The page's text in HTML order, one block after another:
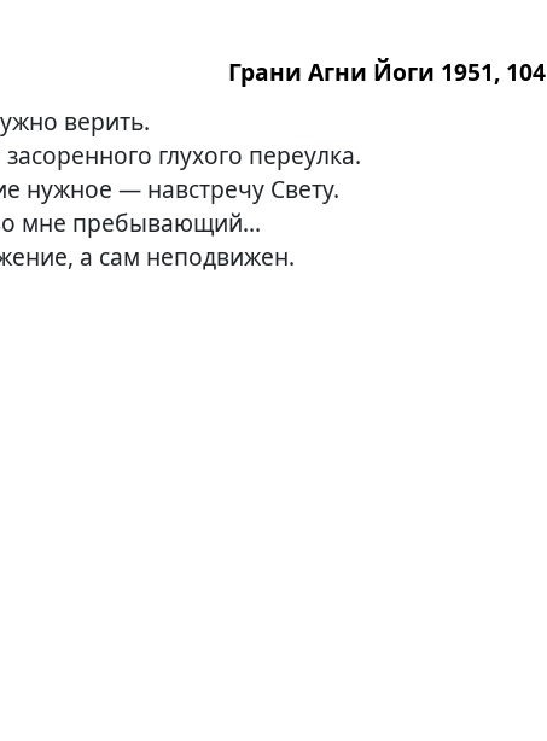
Грани Агни Йоги 1951, 104
верить.
глухого переулка.
нужное — навстречу Свету.
мне пребывающий…
а сам неподвижен.